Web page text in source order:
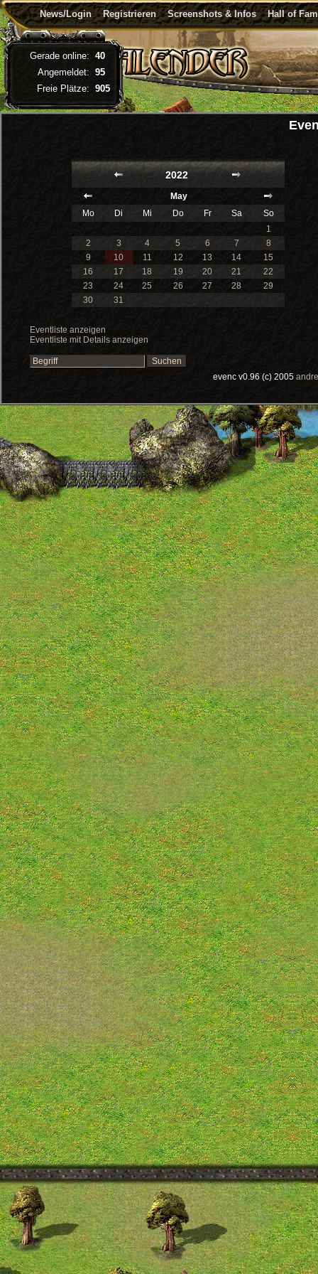
News/Login Registrieren Screenshots & Infos Hall of
2022
May
Mo
Di Mi Do Fr Sa
So
1
2
3 4 5 6 7
8
9
10 11 12 13 14
15
16
17 18 19 20 21
22
23
24 25 26 27 28
29
30
31
Eventliste anzeigen
Eventliste mit Details anzeigen
evenc v0.96 (c) 2005
Gerade online: 40
Angemeldet: 95
Freie Plätze: 905